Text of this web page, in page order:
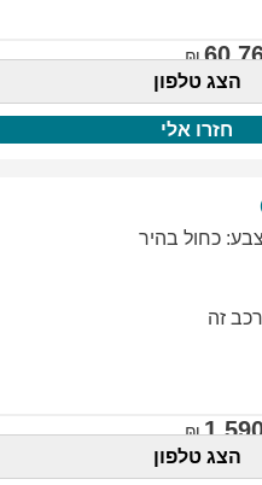
הצג טלפון
חזרו אלי
צבע: כחול בהיר
זה
הצג טלפון